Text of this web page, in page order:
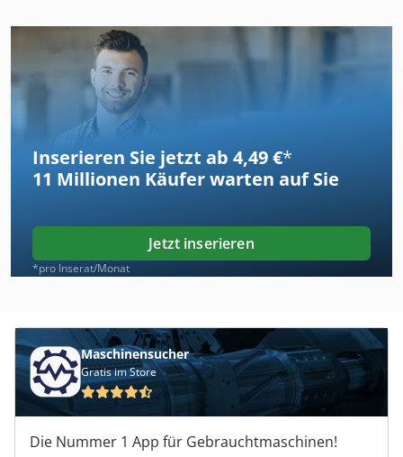
Inserieren Sie jetzt ab 4,49 €*
11 Millionen Käufer warten auf Sie
Jetzt inserieren
*pro Inserat/Monat
Maschinensucher
Gratis im Store
Die Nummer 1 App für Gebrauchtmaschinen!